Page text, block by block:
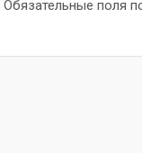
Обязательные поля